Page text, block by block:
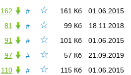
☆
# 01.06.2015
161 Кб
162
☆
# 18.11.2018
99 Кб
81
☆
# 01.06.2015
101 Кб
91
☆
# 21.09.2019
57 Кб
97
☆
# 01.06.2015
115 Кб
110